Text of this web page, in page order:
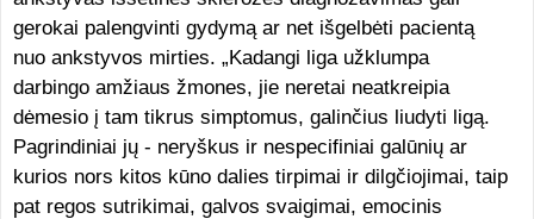
gerokai palengvinti gydymą ar net išgelbėti pacientą
nuo ankstyvos mirties. „Kadangi liga užklumpa
darbingo amžiaus žmones, jie neretai neatkreipia
dėmesio į tam tikrus simptomus, galinčius liudyti ligą.
Pagrindiniai jų - neryškus ir nespecifiniai galūnių ar
kurios nors kitos kūno dalies tirpimai ir dilgčiojimai, taip
pat regos sutrikimai, galvos svaigimai, emocinis